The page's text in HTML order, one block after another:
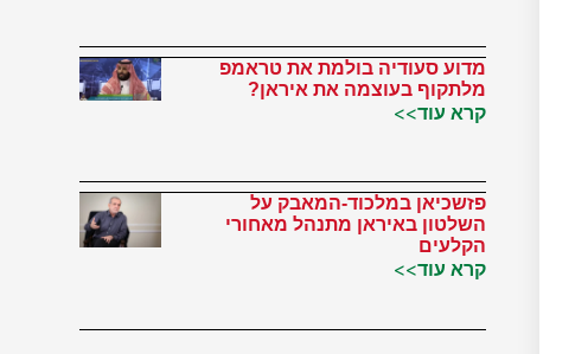
מדוע סעודיה בולמת את טראמפ
מלתקוף בעוצמה את איראן?
קרא עוד>>
פזשכיאן במלכוד-המאבק על
השלטון באיראן מתנהל מאחורי
הקלעים
קרא עוד>>